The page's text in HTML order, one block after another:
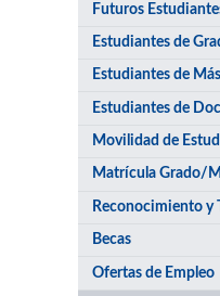
Futuros
Estudiantes de
Estudiantes de
Estudiantes de
Movilidad de
Matrícula Grado/
Reconocimiento y
Becas
Ofertas de Empleo